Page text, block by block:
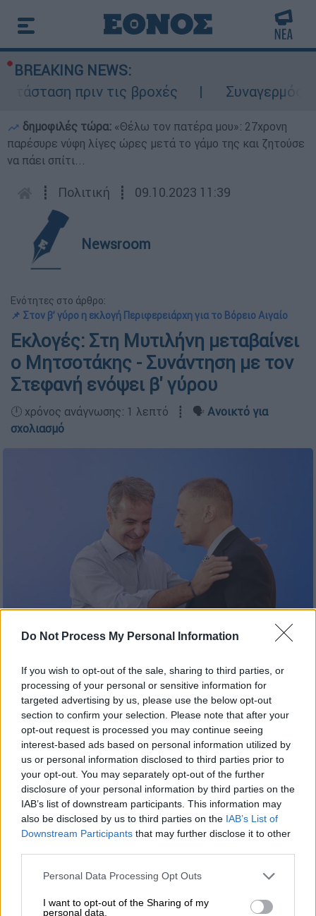
Do Not Process My Personal Information
If you wish to opt-out of the sale, sharing to third parties, or
processing of your personal or sensitive information for
targeted advertising by us, please use the below opt-out
section to confirm your selection. Please note that after your
opt-out request is processed you may continue seeing
interest-based ads based on personal information utilized by
us or personal information disclosed to third parties prior to
your opt-out. You may separately opt-out of the further
disclosure of your personal information by third parties on the
IAB’s list of downstream participants. This information may
also be disclosed by us to third parties on the IAB’s List of
Downstream Participants that may further disclose it to other
Please note that this website/app uses one or more Google
not limited to your visit or usage behaviour. You may click to
Personal Data Processing Opt Outs
I want to opt-out of the Sharing of my
personal data.
BREAKING NEWS:
πριν τις βροχές
Συναγερμός
δημοφιλές τώρα: «Θέλω τον πατέρα μου»: 27χρονη
παρέσυρε νύφη λίγες ώρες μετά το γάμο της και ζητούσε
να πάει σπίτι...
┋ Πολιτική ┋ 09.10.2023 11:39
Newsroom
Ενότητες στο άρθρο:
📌 Στον β’ γύρο η εκλογή Περιφερειάρχη για το Βόρειο Αιγαίο
Εκλογές: Στη Μυτιλήνη μεταβαίνει
ο Μητσοτάκης - Συνάντηση με τον
Στεφανή ενόψει β' γύρου
🕛 χρόνος ανάγνωσης: 1 λεπτό ┋ 🗣️ Ανοικτό για
σχολιασμό
Intime News
Προσθέστε το ΕΘΝΟΣ στη Google
OΠρωθυπουργόςκαι ΠρόεδροςτηςΝέας
Δημοκρατίας,Κυριάκος Μητσοτάκης, στις
17.30, σήμερα, Δευτέρα 9 Οκτωβρίου, θα
επισκεφθείτηΜυτιλήνηόπου θα έχει
συνάντηση με τον υποψήφιο Περιφερειάρχη
Βορείου Αιγαίου,Αλκιβιάδη Στεφανή .
Στον β’ γύρο οδηγείται η εκλογική